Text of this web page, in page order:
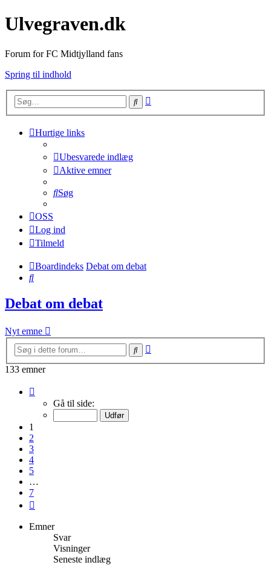
Ulvegraven.dk
Forum for FC Midtjylland fans
Spring til indhold
Søg
Hurtige links
Ubesvarede indlæg
Aktive emner
Søg
OSS
Log ind
Tilmeld
Boardindeks Debat om debat
Søg
Debat om debat
Nyt emne
Søg
133 emner
Gå til side:
1
2
3
4
5
…
7
Emner
Svar
Visninger
Seneste indlæg